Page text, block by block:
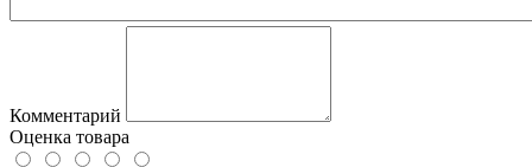
Комментарий
Оценка товара